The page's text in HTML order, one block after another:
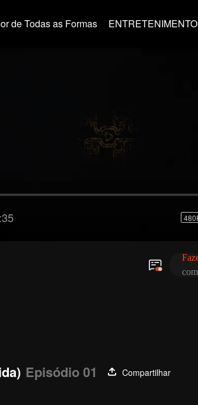
de Todas as Formas ENTRETENIMENTO
Episódio 01
Compartilhar